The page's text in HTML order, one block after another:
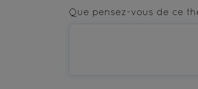
star
—
—
stars
Que pensez-vous de ce